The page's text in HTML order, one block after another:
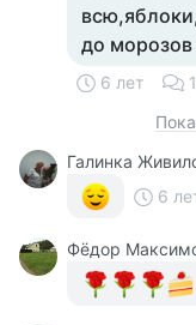
до морозов
6 лет
Галинка
6
Фёдор